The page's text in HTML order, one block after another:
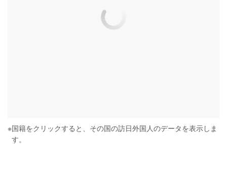
※国籍をクリックすると、その国の訪日外国人のデータを表示しま
す。